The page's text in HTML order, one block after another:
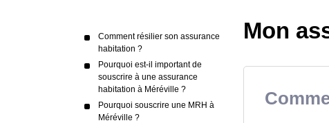
Comment résilier son assurance
habitation ?
Pourquoi est-il important de
souscrire à une assurance
habitation à Méréville ?
Pourquoi souscrire une MRH à
Méréville ?
Mon